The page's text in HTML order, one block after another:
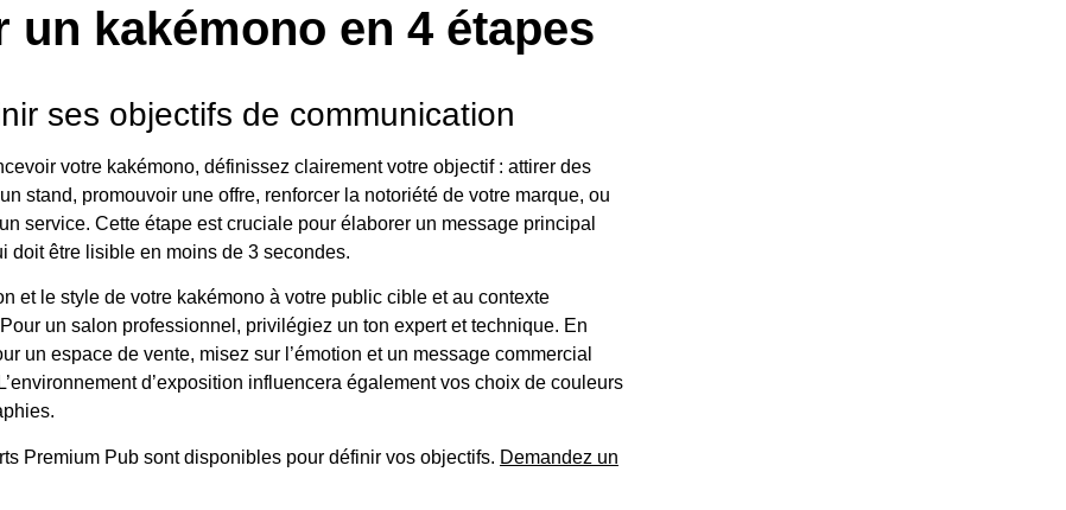
un kakémono en 4 étapes
ses objectifs de communication
votre kakémono, définissez clairement votre objectif : attirer des
stand, promouvoir une offre, renforcer la notoriété de votre marque, ou
service. Cette étape est cruciale pour élaborer un message principal
doit être lisible en moins de 3 secondes.
et le style de votre kakémono à votre public cible et au contexte
un salon professionnel, privilégiez un ton expert et technique. En
un espace de vente, misez sur l’émotion et un message commercial
d’exposition influencera également vos choix de couleurs
Premium Pub sont disponibles pour définir vos objectifs. Demandez un